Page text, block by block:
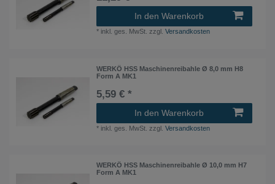
In den Warenkorb
* inkl. ges. MwSt. zzgl.Versandkosten
WERKÖ HSS Maschinenreibahle Ø 8,0 mm H8
Form A MK1
5,59 € *
In den Warenkorb
* inkl. ges. MwSt. zzgl.Versandkosten
WERKÖ HSS Maschinenreibahle Ø 10,0 mm H7
Form A MK1